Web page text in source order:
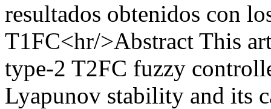
resultados obtenidos con
T1FC<hr/>Abstract This
type-2 T2FC fuzzy
Lyapunov stability and its